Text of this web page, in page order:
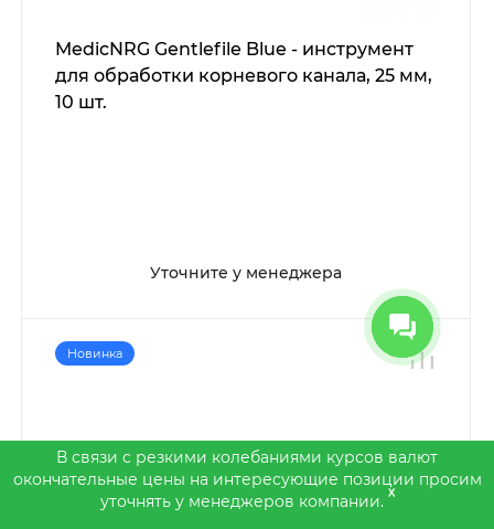
MedicNRG Gentlefile Blue - инструмент
для обработки корневого канала, 25 мм,
10 шт.
Уточните у менеджера
Новинка
В связи с резкими колебаниями курсов валют
окончательные цены на интересующие позиции просим
уточнять у менеджеров компании.
x